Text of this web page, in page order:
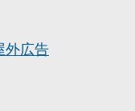
外広告